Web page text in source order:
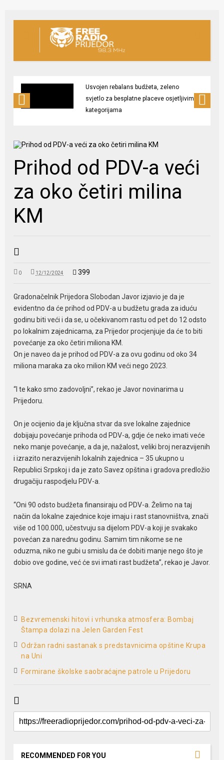
Usvojen rebalans budžeta, zeleno
svjetlo za besplatne placeve osjetljivim
kategorijama
Prihod od PDV-a veći
za oko četiri milina
KM
0 12/12/2024 399
Gradonačelnik Prijedora Slobodan Javor izjavio je da je
evidentno da će prihod od PDV-a u budžetu grada za iduću
godinu biti veći i da se, u očekivanom rastu od pet do 12 odsto
po lokalnim zajednicama, za Prijedor procjenjuje da će to biti
povećanje za oko četiri miliona KM.
On je naveo da je prihod od PDV-a za ovu godinu od oko 34
miliona maraka za oko milion KM veći nego 2023.
“I te kako smo zadovoljni”, rekao je Javor novinarima u
Prijedoru.
On je ocijenio da je ključna stvar da sve lokalne zajednice
dobijaju povećanje prihoda od PDV-a, gdje će neko imati veće
neko manje povećanje, a da je, nažalost, veliki broj nerazvijenih
i izrazito nerazvijenih lokalnih zajednica – 35 ukupno u
Republici Srpskoj i da je zato Savez opština i gradova predložio
drugačiju raspodjelu PDV-a.
“Oni 90 odsto budžeta finansiraju od PDV-a. Želimo na taj
način da lokalne zajednice koje imaju i rast stanovništva, znači
više od 100.000, učestvuju sa dijelom PDV-a koji je svakako
povećan za narednu godinu. Samim tim nikome se ne
oduzma, niko ne gubi u smislu da će dobiti manje nego što je
dobio ove godine, već će svi imati rast budžeta”, rekao je Javor.
SRNA
Bezvremenski hitovi i vrhunska atmosfera: Bombaj
Štampa dolazi na Jelen Garden Fest
Održan radni sastanak s predstavnicima opštine Krupa
na Uni
Formirane školske saobraćajne patrole u Prijedoru
RECOMMENDED FOR YOU